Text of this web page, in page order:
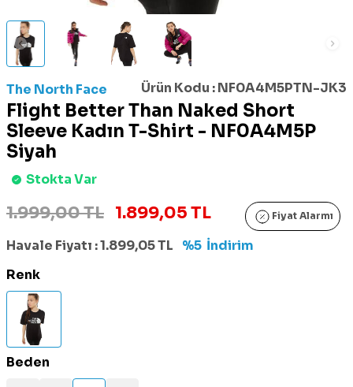
The North Face Ürün Kodu :NF0A4M5PTN-JK3
Flight Better Than Naked Short
Sleeve Kadın T-Shirt - NF0A4M5P
Siyah
Stokta Var
1.999,00 TL 1.899,05 TL Fiyat Alarmı
Havale Fiyatı :1.899,05TL %5 İndirim
Renk
Beden